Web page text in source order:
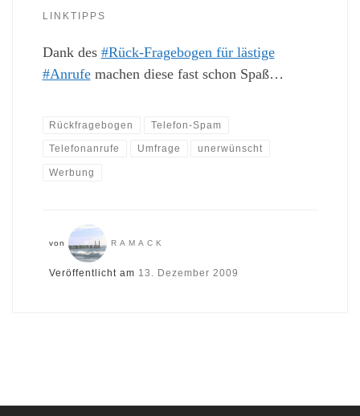
LINKTIPPS
Dank des #Rück-Fragebogen für lästige
#Anrufemachen diese fast schon Spaß…
Rückfragebogen Telefon-Spam
Telefonanrufe Umfrage unerwünscht
Werbung
von RAMACK
Veröffentlicht am 13. Dezember 2009